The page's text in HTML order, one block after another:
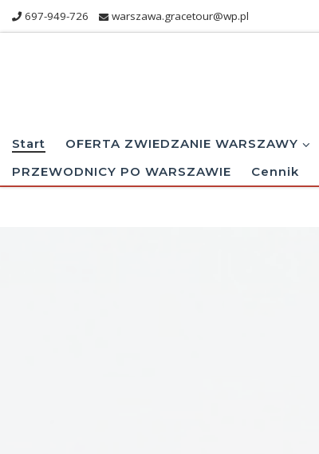
Skip to content
697-949-726 warszawa.gracetour@wp.pl
Start OFERTA ZWIEDZANIE WARSZAWY
PRZEWODNICY PO WARSZAWIE
Cennik